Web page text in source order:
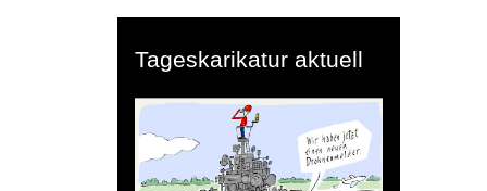
Tageskarikatur aktuell